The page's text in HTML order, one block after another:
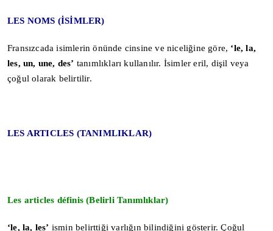
LES NOMS (İSİMLER)
Fransızcada isimlerin önünde cinsine ve niceliğine göre, ‘le, la,
les, un, une, des’ tanımlıkları kullanılır. İsimler eril, dişil veya
çoğul olarak belirtilir.
LES ARTICLES (TANIMLIKLAR)
Les articles définis (Belirli Tanımlıklar)
‘le, la, les’ ismin belirttiği varlığın bilindiğini gösterir. Çoğul